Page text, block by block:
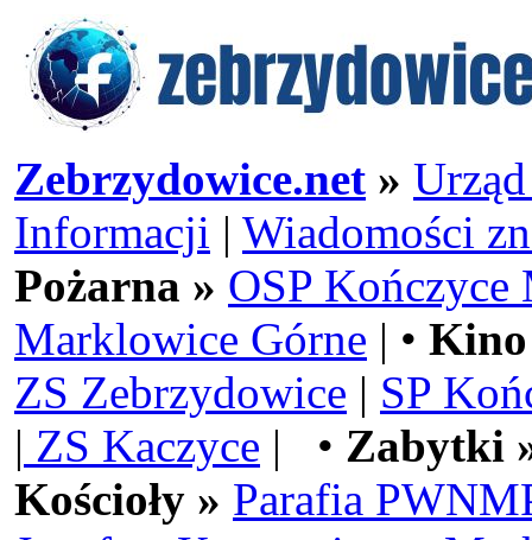
Zebrzydowice.net »
Informacji | Wiadomości
Pożarna » OSP Kończyce
Marklowice Górne | •
ZS Zebrzydowice | SP
| ZS Kaczyce | • Zabytki
Kościoły » Parafia